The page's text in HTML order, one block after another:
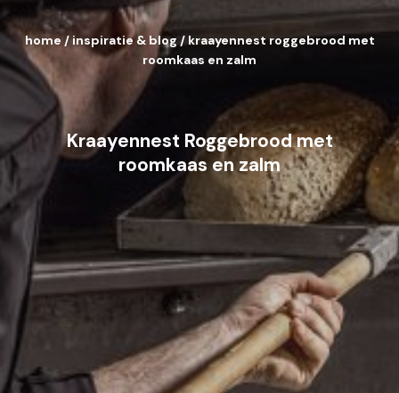
Kraayennest Roggebrood met
roomkaas en zalm
home/inspiratie & blog / kraayennest roggebrood met
roomkaas en zalm